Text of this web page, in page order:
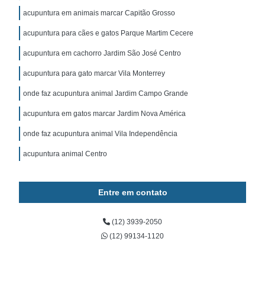
acupuntura em animais marcar Capitão Grosso
acupuntura para cães e gatos Parque Martim Cecere
acupuntura em cachorro Jardim São José Centro
acupuntura para gato marcar Vila Monterrey
onde faz acupuntura animal Jardim Campo Grande
acupuntura em gatos marcar Jardim Nova América
onde faz acupuntura animal Vila Independência
acupuntura animal Centro
Entre em contato
(12) 3939-2050
(12) 99134-1120